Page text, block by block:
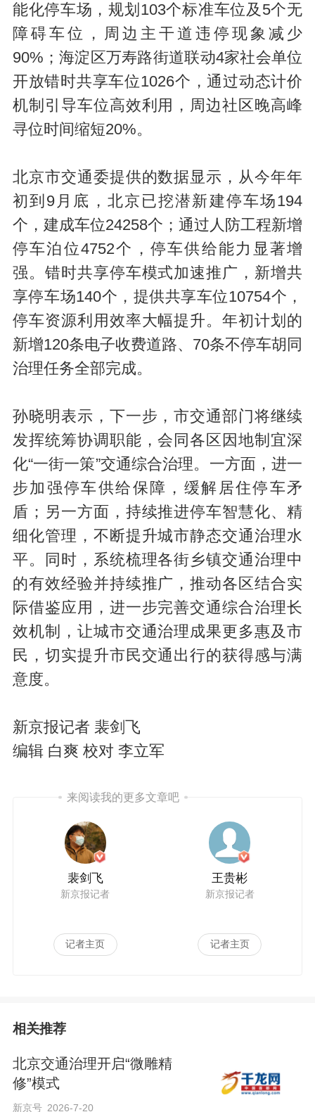
能化停车场，规划103个标准车位及5个无
障碍车位，周边主干道违停现象减少
90%；海淀区万寿路街道联动4家社会单位
开放错时共享车位1026个，通过动态计价
机制引导车位高效利用，周边社区晚高峰
寻位时间缩短20%。
北京市交通委提供的数据显示，从今年年
初到9月底，北京已挖潜新建停车场194
个，建成车位24258个；通过人防工程新增
停车泊位4752个，停车供给能力显著增
强。错时共享停车模式加速推广，新增共
享停车场140个，提供共享车位10754个，
停车资源利用效率大幅提升。年初计划的
新增120条电子收费道路、70条不停车胡同
治理任务全部完成。
孙晓明表示，下一步，市交通部门将继续
发挥统筹协调职能，会同各区因地制宜深
化“一街一策”交通综合治理。一方面，进一
步加强停车供给保障，缓解居住停车矛
盾；另一方面，持续推进停车智慧化、精
细化管理，不断提升城市静态交通治理水
平。同时，系统梳理各街乡镇交通治理中
的有效经验并持续推广，推动各区结合实
际借鉴应用，进一步完善交通综合治理长
效机制，让城市交通治理成果更多惠及市
民，切实提升市民交通出行的获得感与满
意度。
新京报记者 裴剑飞
编辑 白爽 校对 李立军
来阅读我的更多文章吧
裴剑飞
新京报记者
记者主页
王贵彬
新京报记者
记者主页
相关推荐
北京交通治理开启“微雕精
修”模式
新京号 2026-7-20